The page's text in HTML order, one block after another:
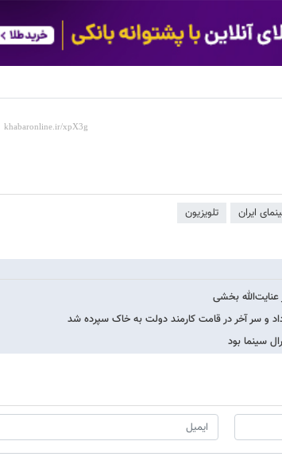
ایران تلویزیون
بخشی
و سر آخر در قامت کارمند دولت به خاک سپرده شد
سینما بود